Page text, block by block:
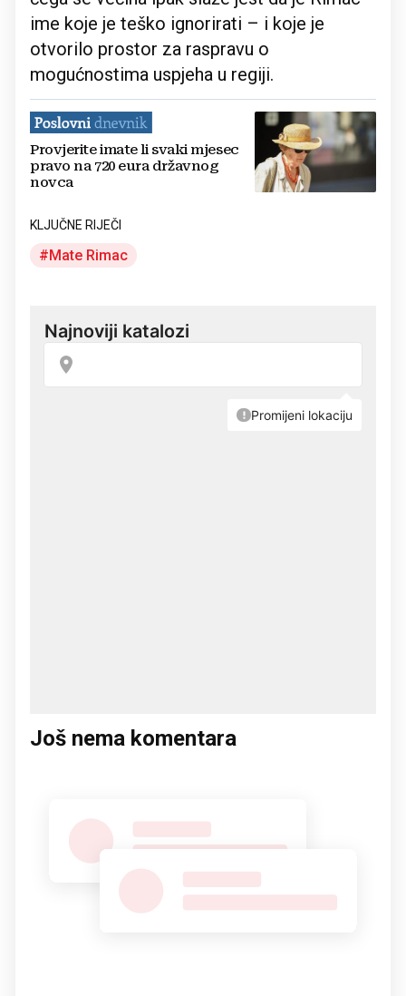
ime koje je teško ignorirati – i koje je
otvorilo prostor za raspravu o
mogućnostima uspjeha u regiji.
Provjerite imate li svaki mjesec
pravo na 720 eura državnog
novca
KLJUČNE RIJEČI
Mate Rimac
Još nema komentara